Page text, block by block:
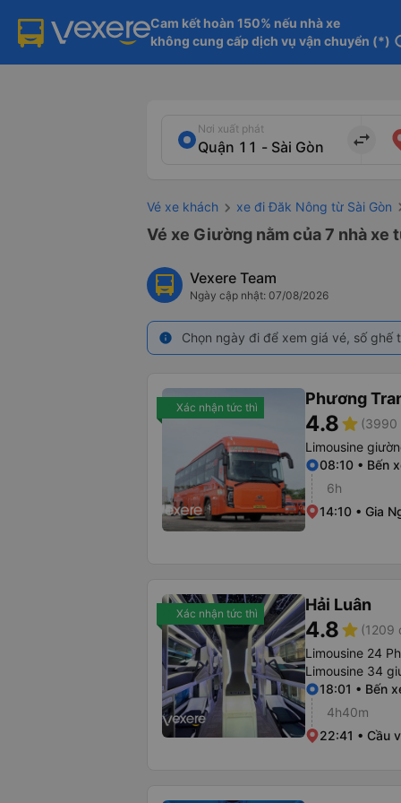
Cam kết hoàn 150% nếu nhà xe
không cung cấp dịch vụ vận chuyển (*)
Nơi xuất phát
import_export
Vé xe khách xe đi Đăk Nông từ Sài Gòn
Vé xe Giường nằm của 7 nhà xe
Vexere Team
Ngày cập nhật: 07/08/2026
info Chọn ngày đi để xem giá vé, số
Xác nhận tức thì Phương
4.8star (3990
Limousine
08:10 • Bến
6h
14:10 • Gia
Xác nhận tức thì Hải Luân
4.8star (1209
Limousine 24
Limousine 34
18:01 • Bến
4h40m
22:41 • Cầu